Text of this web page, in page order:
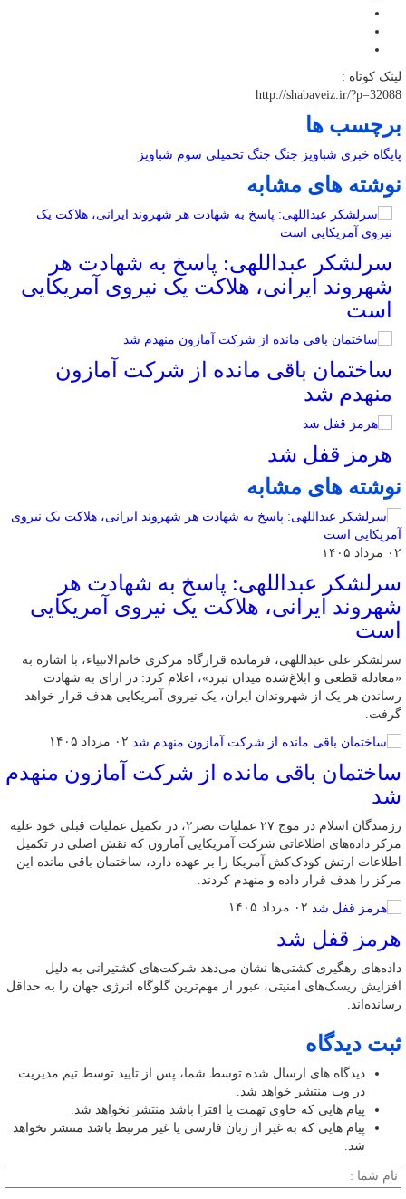
لینک کوتاه :
http://shabaveiz.ir/?p=32088
برچسب ها
پایگاه خبری شباویز جنگ جنگ تحمیلی سوم شباویز
نوشته های مشابه
سرلشکر عبداللهی: پاسخ به شهادت هر
شهروند ایرانی، هلاکت یک نیروی آمریکایی
است
ساختمان باقی مانده از شرکت آمازون
منهدم شد
هرمز قفل شد
نوشته های مشابه
۰۲ مرداد ۱۴۰۵
سرلشکر عبداللهی: پاسخ به شهادت هر
شهروند ایرانی، هلاکت یک نیروی آمریکایی
است
سرلشکر علی عبداللهی، فرمانده قرارگاه مرکزی خاتم‌الانبیاء، با اشاره به
«معادله قطعی و ابلاغ‌شده میدان نبرد»، اعلام کرد: در ازای به شهادت
رساندن هر یک از شهروندان ایران، یک نیروی آمریکایی هدف قرار خواهد
گرفت.
۰۲ مرداد ۱۴۰۵
ساختمان باقی مانده از شرکت آمازون منهدم
شد
رزمندگان اسلام در موج ۲۷ عملیات نصر۲، در تکمیل عملیات قبلی خود علیه
مرکز داده‌های اطلاعاتی شرکت آمریکایی آمازون که نقش اصلی در تکمیل
اطلاعات ارتش کودک‌کش آمریکا را بر عهده دارد، ساختمان باقی مانده این
مرکز را هدف قرار داده و منهدم کردند.
۰۲ مرداد ۱۴۰۵
هرمز قفل شد
داده‌های رهگیری کشتی‌ها نشان می‌دهد شرکت‌های کشتیرانی به دلیل
افزایش ریسک‌های امنیتی، عبور از مهم‌ترین گلوگاه انرژی جهان را به حداقل
رسانده‌اند.
ثبت دیدگاه
دیدگاه های ارسال شده توسط شما، پس از تایید توسط تیم مدیریت
در وب منتشر خواهد شد.
پیام هایی که حاوی تهمت یا افترا باشد منتشر نخواهد شد.
پیام هایی که به غیر از زبان فارسی یا غیر مرتبط باشد منتشر نخواهد
شد.